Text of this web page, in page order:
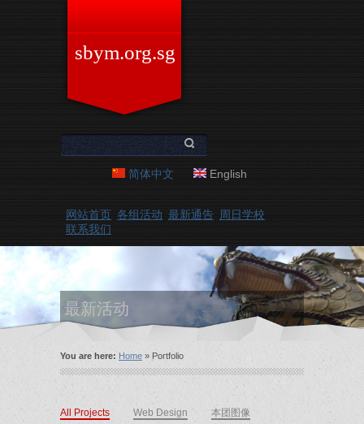
sbym.org.sg
Search form
Search
简体中文 English
网站首页 各组活动 最新通告
周日学校
联系我们
最新活动
You are here
You are here: Home » Portfolio
All Projects Web Design
本团图像